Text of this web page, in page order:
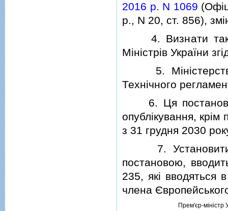
2016 р. N 1069
р., N 20, ст. 856),
4. Визнати
Мiнiстрiв України
5. Мiнiстерству
Технiчного
6. Ця постанова
опублiкування, крiм
з 31 грудня 2030
7. Установити,
постановою,
235, якi вводяться
члена
Прем'єр-мiнiстр